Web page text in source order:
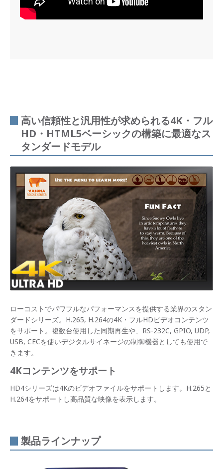
高い信頼性と汎用性が求められる4K・フル
HD・HTML5ベーシックの構築に最適なス
タンダードモデル
ローコストでパワフルなパフォーマンスを提供する業界のスタン
ダードシリーズ。H.265, H.264の4K・フルHDビデオコンテンツ
をサポート。複数台使用した同期再生や、RS-232C, GPIO, UDP,
USB, CECを使いデジタルサイネージの制御機器としても使用で
きます。
4Kコンテンツをサポート
HD4シリーズは4Kのビデオファイルをサポートします。H.265と
H.264をサポートし高品質な映像を表示します。
製品ラインナップ